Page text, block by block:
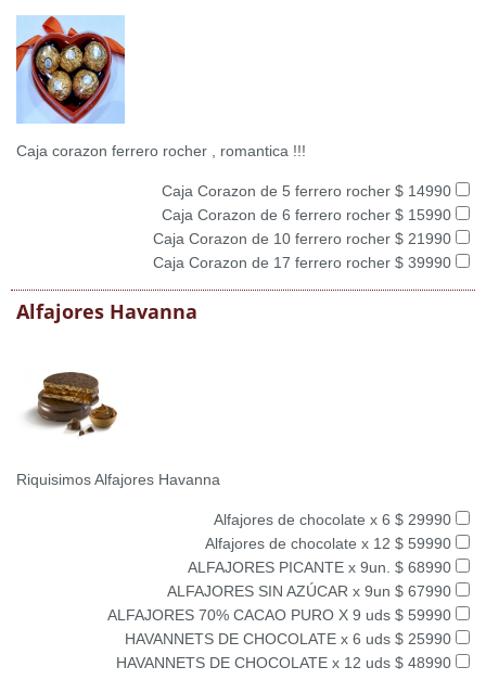
Caja corazon ferrero rocher , romantica !!!
Caja Corazon de 5 ferrero rocher $ 14990
Caja Corazon de 6 ferrero rocher $ 15990
Caja Corazon de 10 ferrero rocher $ 21990
Caja Corazon de 17 ferrero rocher $ 39990
Alfajores Havanna
Riquisimos Alfajores Havanna
Alfajores de chocolate x 6 $ 29990
Alfajores de chocolate x 12 $ 59990
ALFAJORES PICANTE x 9un. $ 68990
ALFAJORES SIN AZÚCAR x 9un $ 67990
ALFAJORES 70% CACAO PURO X 9 uds $ 59990
HAVANNETS DE CHOCOLATE x 6 uds $ 25990
HAVANNETS DE CHOCOLATE x 12 uds $ 48990